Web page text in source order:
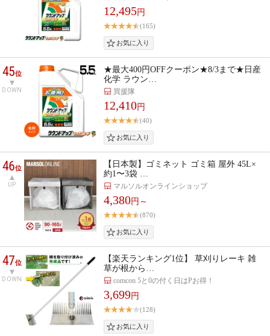
12,495円
(165)
45位
DOWN
★最大400円OFFクーポン★8/3まで★日産
化学 ラウン…
買援隊
12,410円
(40)
46位
UP
【日本製】ゴミネット ゴミ箱 屋外 45L×
約1〜3袋 …
マルソルオンラインショップ
4,380円～
(870)
47位
DOWN
【楽天ランキング1位】 草刈りレーキ 雑
草が根から…
comcon 5と0の付く日はPお得！
3,699円
(128)